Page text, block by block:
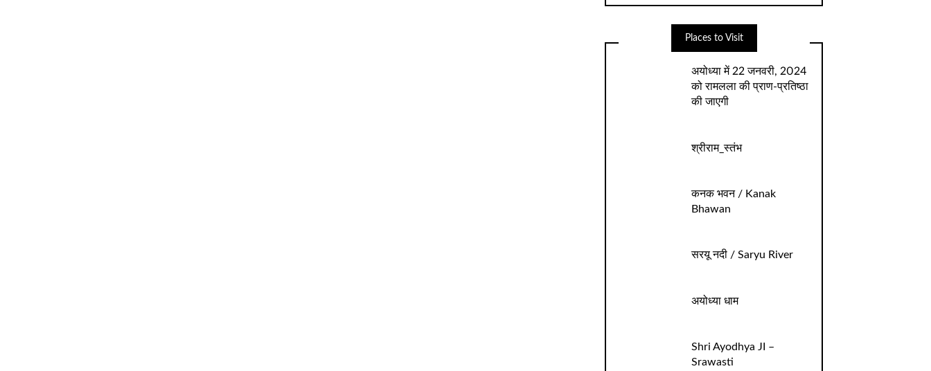
Places to Visit
अयोध्‍या में 22 जनवरी, 2024
को रामलला की प्राण-प्रतिष्‍ठा
की जाएगी
श्रीराम_स्तंभ
कनक भवन / Kanak
Bhawan
सरयू नदी / Saryu River
अयोध्या धाम
Shri Ayodhya JI –
Srawasti